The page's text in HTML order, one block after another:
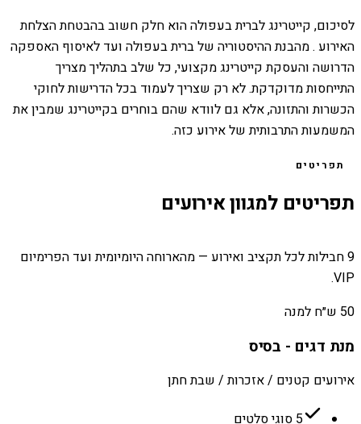
לסיכום, קייטרינג לברית בעפולה הוא חלק חשוב בהבטחת הצלחת
האירוע . מהבנת ההיסטוריה של ברית בעפולה ועד לאיסוף האספקה
הדרושה והעסקת קייטרינג מקצועי, כל שלב בתהליך מצריך
התייחסות מדוקדקת. לא רק שצריך לעמוד בכל הדרישות לחוקי
הכשרות והתזונה, אלא גם לוודא שהם בוחרים בקייטרינג שמבין את
המשמעות התרבותית של אירוע כזה.
תפריטים
תפריטים למגוון אירועים
9 חבילות לכל תקציב ואירוע — מהארוחה היומיומית ועד הפרימיום
VIP.
50 ש״ח למנה
מנת דגים - בסיס
אירועים קטנים / אזכרות / שבת חתן
5 סוגי סלטים